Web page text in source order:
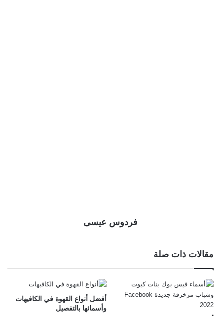
فردوس عيسى
مقالات ذات صلة
أفضل أنواع القهوة في الكافيهات
وأسمائها بالتفصيل